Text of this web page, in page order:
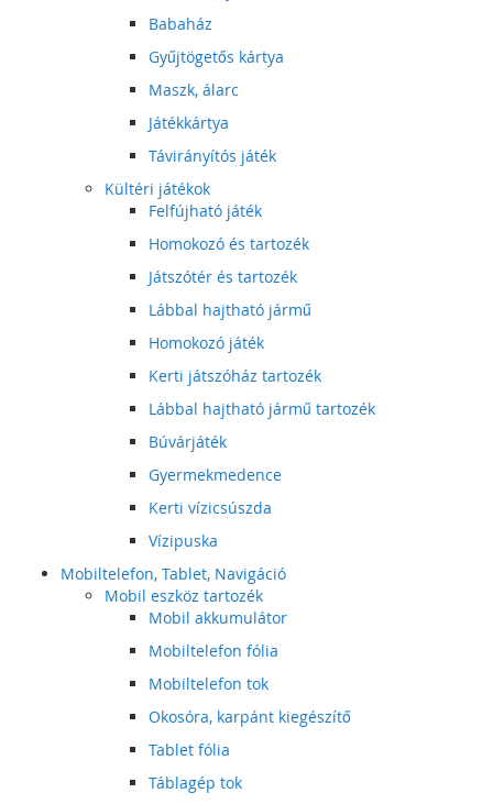
Babaház
Gyűjtögetős kártya
Maszk, álarc
Játékkártya
Távirányítós játék
Kültéri játékok
Felfújható játék
Homokozó és tartozék
Játszótér és tartozék
Lábbal hajtható jármű
Homokozó játék
Kerti játszóház tartozék
Lábbal hajtható jármű tartozék
Búvárjáték
Gyermekmedence
Kerti vízicsúszda
Vízipuska
Mobiltelefon, Tablet, Navigáció
Mobil eszköz tartozék
Mobil akkumulátor
Mobiltelefon fólia
Mobiltelefon tok
Okosóra, karpánt kiegészítő
Tablet fólia
Táblagép tok